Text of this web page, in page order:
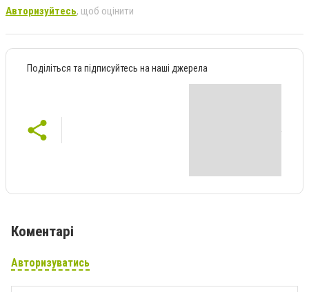
Авторизуйтесь, щоб оцінити
Поділіться та підписуйтесь на наші джерела
Коментарі
Авторизуватись